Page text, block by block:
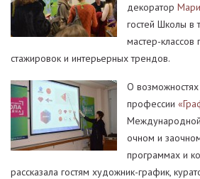
декоратор
гостей Школы в
мастер-классов
стажировок и интерьерных трендов.
О
профессии
очном и
программах и
рассказала гостям художник-график,